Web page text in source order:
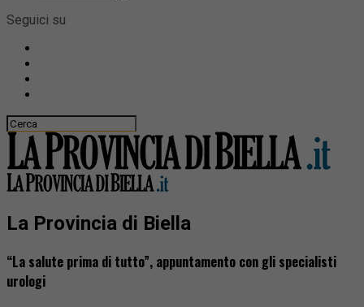
Seguici su
La Provincia di Biella
“La salute prima di tutto”, appuntamento con gli specialisti
urologi